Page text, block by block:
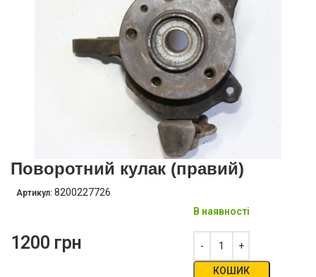
Поворотний кулак (правий)
Артикул: 8200227726
1200 грн
В наявності
КОШИК